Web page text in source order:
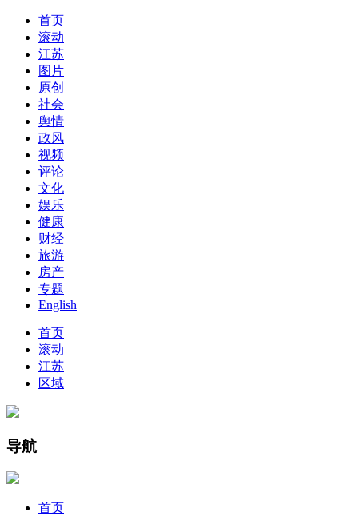
首页
滚动
江苏
图片
原创
社会
舆情
政风
视频
评论
文化
娱乐
健康
财经
旅游
房产
专题
English
首页
滚动
江苏
区域
导航
首页